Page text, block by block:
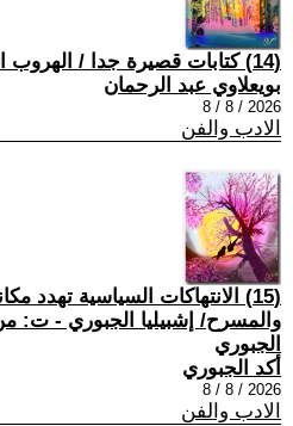
(14) كتابات قصيرة جدا / الهروب الصغير /
بويعلاوي عبد الرحمان
2026 / 8 / 8
الادب والفن
(15) الانتهاكات السياسية تهدد
والمسرح/ إشبيليا الجبوري - ت: من
الجبوري
أكد الجبوري
2026 / 8 / 8
الادب والفن